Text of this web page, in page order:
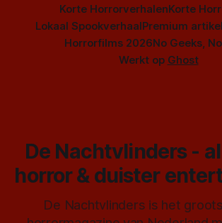
Korte HorrorverhalenKorte
Lokaal SpookverhaalPremium
Horrorfilms 2026No Geeks,
Werkt op Ghost
De Nachtvlinders -
horror & duister
De Nachtvlinders is het